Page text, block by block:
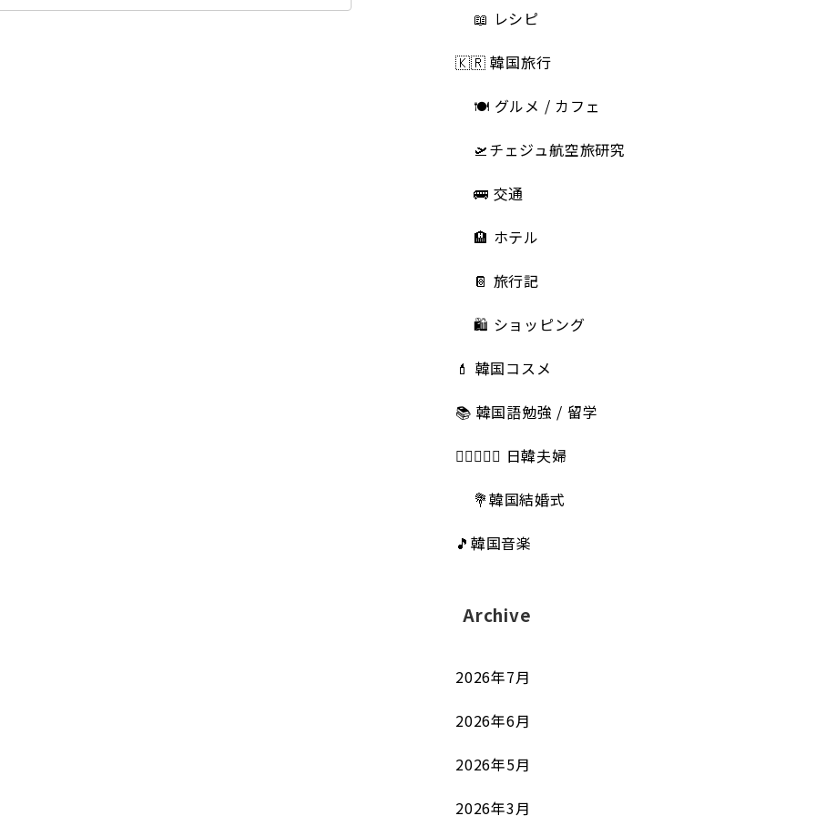
📖 レシピ
🇰🇷 韓国旅行
🍽 グルメ / カフェ
🛫チェジュ航空旅研究
🚌 交通
🏨 ホテル
📔 旅行記
🛍️ ショッピング
💄 韓国コスメ
📚 韓国語勉強 / 留学
👩🏻‍❤️‍👨🏻 日韓夫婦
💐韓国結婚式
🎵韓国音楽
Archive
2026年7月
2026年6月
2026年5月
2026年3月